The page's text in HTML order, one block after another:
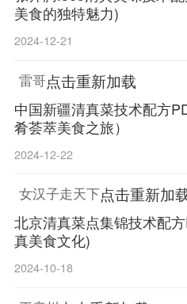
美食的独特魅力)
2024-12-21
雷哥点击重新加载
中国新疆清真菜技术配方
肴荟萃美食之旅）
2024-12-22
女汉子走天下点击重新加
北京清真菜点集锦技术配
真美食文化)
2024-10-18